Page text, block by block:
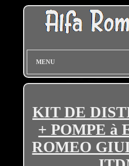
MENU
KIT DE
+ POMPE à
ROMEO